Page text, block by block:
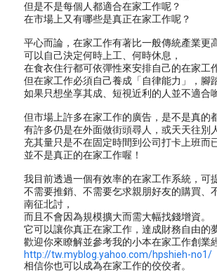
但是不是每個人都適合在家工作呢？
在市場上又有哪些是真正在家工作呢？
平心而論，在家工作有著比一般傳統產業更
可以自己決定何時上工、何時休息，
在食衣住行都可依彈性來安排自己的在家工
但在家工作必須自己養成「自律能力」，腳
如果只想坐享其成、短視近利的人並不適合
但市場上許多在家工作的廣告，是不是真的
有許多仍是在外面做街頭尋人，或天天往別
充其量只是不在固定時間到公司打卡上班而
並不是真正的在家工作喔！
我目前透過一個有效率的在家工作系統，可
不需要推銷、不需要乞求親朋好友的購買、
南征北討，
而且不會因為規模擴大而需大幅找錢增資。
它可以讓你真正在家工作，達成財務自由的
歡迎你來瞭解並參考我的小本在家工作創業
http://tw.myblog.yahoo.com/hpshieh-no1/
相信你也可以成為在家工作的佼佼者。